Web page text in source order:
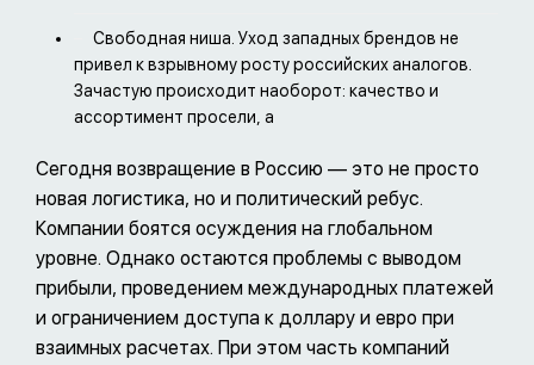
Свободная ниша. Уход западных брендов не
привел к взрывному росту российских аналогов.
Зачастую происходит наоборот: качество и
ассортимент просели, а
Сегодня возвращение в Россию — это не просто
новая логистика, но и политический ребус.
Компании боятся осуждения на глобальном
уровне. Однако остаются проблемы с выводом
прибыли, проведением международных платежей
и ограничением доступа к доллару и евро при
взаимных расчетах. При этом часть компаний